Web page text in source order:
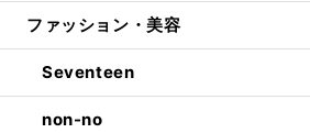
ファッション・美容
Seventeen
non-no